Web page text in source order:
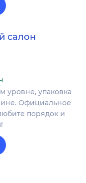
салон
уровне, упаковка
Официальное
порядок и